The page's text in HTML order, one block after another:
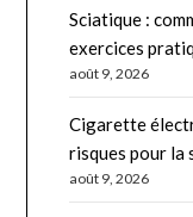
Sciatique :
exercices
août 9, 2026
Cigarette
risques pour la
août 9, 2026